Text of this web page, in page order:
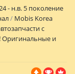
- н.в. 5 поколение
Mobis Korea
с
Оригинальные и
для корейских
честный сервис и